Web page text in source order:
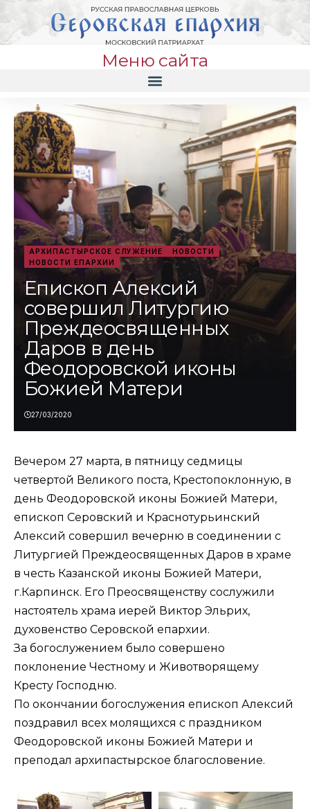
Меню сайта
АРХИПАСТЫРСКОЕ СЛУЖЕНИЕ
НОВОСТИ
НОВОСТИ ЕПАРХИИ
Епископ Алексий
совершил Литургию
Преждеосвященных
Даров в день
Феодоровской иконы
Божией Матери
27/03/2020
Вечером 27 марта, в пятницу седмицы
четвертой Великого поста, Крестопоклонную, в
день Феодоровской иконы Божией Матери,
епископ Серовский и Краснотурьинский
Алексий совершил вечерню в соединении с
Литургией Преждеосвященных Даров в храме
в честь Казанской иконы Божией Матери,
г.Карпинск. Его Преосвященству сослужили
настоятель храма иерей Виктор Эльрих,
духовенство Серовской епархии.
За богослужением было совершено
поклонение Честному и Животворящему
Кресту Господню.
По окончании богослужения епископ Алексий
поздравил всех молящихся с праздником
Феодоровской иконы Божией Матери и
преподал архипастырское благословение.